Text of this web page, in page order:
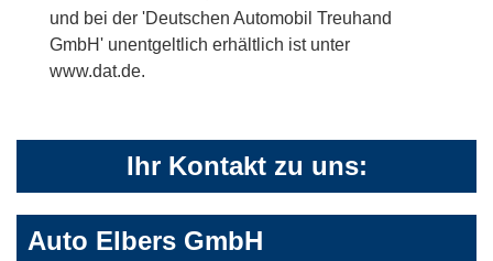
und bei der 'Deutschen Automobil Treuhand
GmbH' unentgeltlich erhältlich ist unter
www.dat.de.
Ihr Kontakt zu uns:
Auto Elbers GmbH